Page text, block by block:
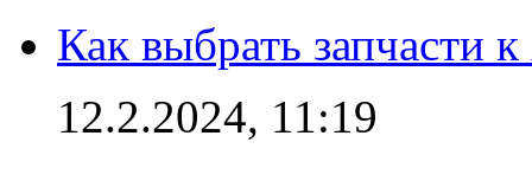
Как выбрать запчасти
12.2.2024, 11:19